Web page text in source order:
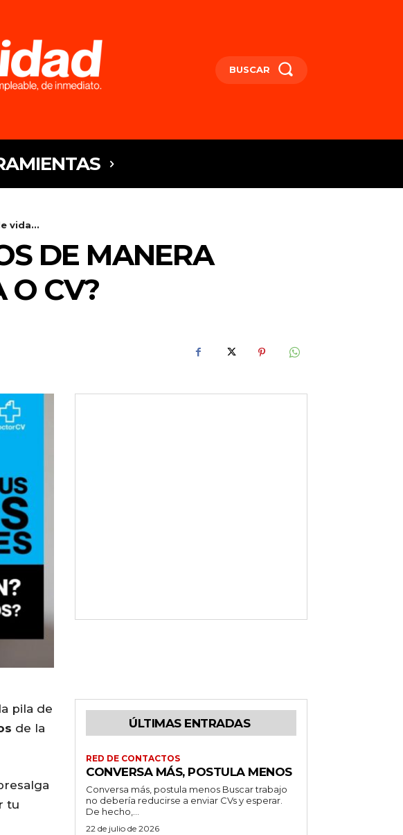
BUSCAR
vida...
DE MANERA
O CV?
pila de
de la
tu
ÚLTIMAS ENTRADAS
RED DE CONTACTOS
CONVERSA MÁS, POSTULA MENOS
Conversa más, postula menos Buscar trabajo
no debería reducirse a enviar CVs y esperar.
De hecho,...
22 de julio de 2026